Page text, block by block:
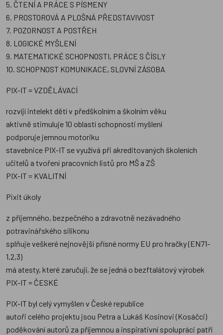
5. ČTENÍ A PRÁCE S PÍSMENY
6. PROSTOROVÁ A PLOŠNÁ PŘEDSTAVIVOST
7. POZORNOST A POSTŘEH
8. LOGICKÉ MYŠLENÍ
9. MATEMATICKÉ SCHOPNOSTI, PRÁCE S ČÍSLY
10. SCHOPNOST KOMUNIKACE, SLOVNÍ ZÁSOBA
PIX-IT = VZDĚLÁVACÍ
rozvíjí intelekt dětí v předškolním a školním věku
aktivně stimuluje 10 oblastí schopnosti myšlení
podporuje jemnou motoriku
stavebnice PIX-IT se využívá při akreditovaných školeních
učitelů a tvoření pracovních listů pro MŠ a ZŠ
PIX-IT = KVALITNÍ
Pixit úkoly
z příjemného, bezpečného a zdravotně nezávadného
potravinářského silikonu
splňuje veškeré nejnovější přísné normy EU pro hračky (EN71-
1,2,3)
má atesty, které zaručují, že se jedná o bezftalátový výrobek
PIX-IT = ČESKÉ
PIX-IT byl celý vymyšlen v České republice
autoři celého projektu jsou Petra a Lukáš Kosinovi (Kosáčci)
poděkování autorů za příjemnou a inspirativní spolupráci patří